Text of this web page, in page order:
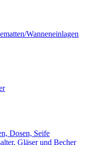
Wanneneinlagen
Dosen, Seife
Gläser und Becher